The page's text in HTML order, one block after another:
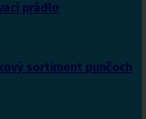
prádlo
sortiment punčoch